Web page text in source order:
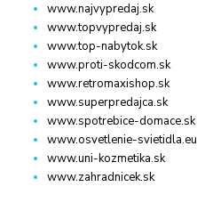
www.najvypredaj.sk
www.topvypredaj.sk
www.top-nabytok.sk
www.proti-skodcom.sk
www.retromaxishop.sk
www.superpredajca.sk
www.spotrebice-domace.sk
www.osvetlenie-svietidla.eu
www.uni-kozmetika.sk
www.zahradnicek.sk